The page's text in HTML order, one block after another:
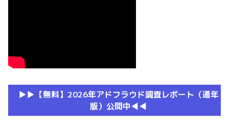
▶︎▶︎【無料】2026年アドフラウド調査レポート（通年
版）公開中◀︎◀︎